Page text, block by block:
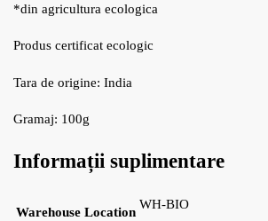
*din agricultura ecologica
Produs certificat ecologic
Tara de origine: India
Gramaj: 100g
Informații suplimentare
Warehouse Location
WH-BIO